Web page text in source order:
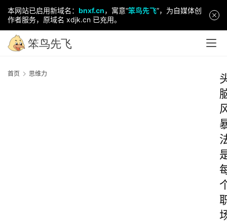
本网站已启用新域名： bnxf.cn，寓意“笨鸟先飞”，为自媒体创
作者服务，原域名 xdjk.cn 已充用。
首页 思维力